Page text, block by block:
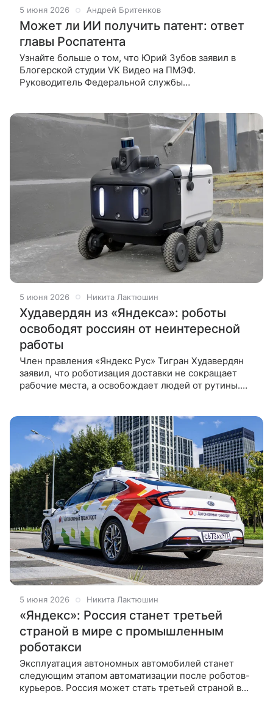
5 июня 2026 Андрей Бритенков
Может ли ИИ получить патент: ответ
главы Роспатента
Узнайте больше о том, что Юрий Зубов заявил в
Блогерской студии VK Видео на ПМЭФ.
Руководитель Федеральной службы
5 июня 2026 Никита Лактюшин
Худавердян из «Яндекса»: роботы
освободят россиян от неинтересной
работы
Член правления «Яндекс Рус» Тигран Худавердян
заявил, что роботизация доставки не сокращает
рабочие места, а освобождает людей от рутины.
5 июня 2026 Никита Лактюшин
«Яндекс»: Россия станет третьей
страной в мире с промышленным
роботакси
Эксплуатация автономных автомобилей станет
следующим этапом автоматизации после роботов-
курьеров. Россия может стать третьей страной в